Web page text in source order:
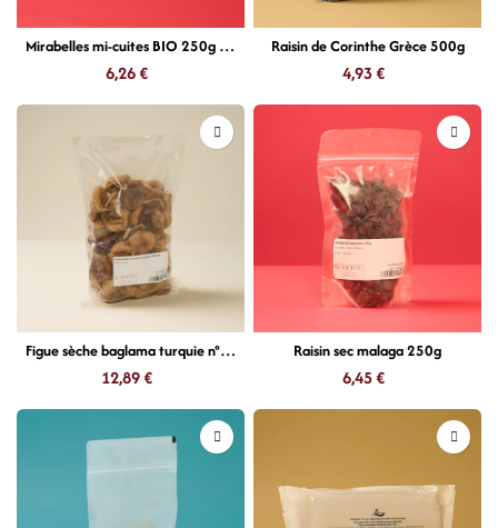
Mirabelles mi-cuites BIO 250g Marc Peyrey
6,26€
Raisin de Corinthe Grèce 500g
4,93€
Figue sèche baglama turquie n°1 500g
12,89€
Raisin sec malaga 250g
6,45€